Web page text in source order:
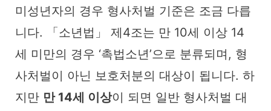
미성년자의 경우 형사처벌 기준은 조금 다릅
니다. 「소년법」 제4조는 만 10세 이상 14
세 미만의 경우 ‘촉법소년’으로 분류되며, 형
사처벌이 아닌 보호처분의 대상이 됩니다. 하
지만 만 14세 이상이 되면 일반 형사처벌 대